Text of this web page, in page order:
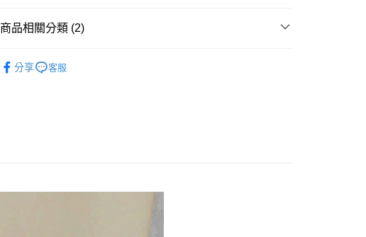
１．簡單：不需註冊會員、不需綁卡、不需儲值。
２．便利：只要手機號碼，簡訊認證，即可結帳。
【「AFTEE先享後付」結帳流程】
※ 交易是否成功請以「AFTEE先享後付 」之結帳頁面顯示為準，若有關於
全家取貨付款
每筆NT$60，滿NT$499(含以上)免運費
商品相關分類 (2)
分享 客服